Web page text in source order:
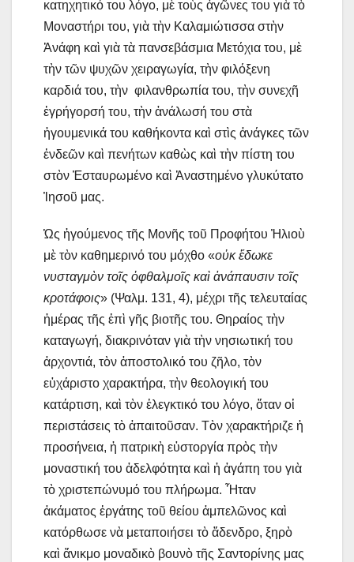
κατηχητικό του λόγο, μὲ τοὺς ἀγῶνες του γιὰ τὸ
Μοναστήρι του, γιὰ τὴν Καλαμιώτισσα στὴν
Ἀνάφη καὶ γιὰ τὰ πανσεβάσμια Μετόχια του, μὲ
τὴν τῶν ψυχῶν χειραγωγία, τὴν φιλόξενη
καρδιά του, τὴν φιλανθρωπία του, τὴν συνεχῆ
ἐγρήγορσή του, τὴν ἀνάλωσή του στὰ
ἡγουμενικά του καθήκοντα καὶ στὶς ἀνάγκες τῶν
ἐνδεῶν καὶ πενήτων καθὼς καὶ τὴν πίστη του
στὸν Ἐσταυρωμένο καὶ Ἀναστημένο γλυκύτατο
Ἰησοῦ μας.
​Ὡς ἡγούμενος τῆς Μονῆς τοῦ Προφήτου Ἠλιοὺ
μὲ τὸν καθημερινό του μόχθο «οὐκ ἔδωκε
νυσταγμὸν τοῖς ὀφθαλμοῖς καὶ ἀνάπαυσιν τοῖς
κροτάφοις» (Ψαλμ. 131, 4), μέχρι τῆς τελευταίας
ἡμέρας τῆς ἐπὶ γῆς βιοτῆς του. Θηραίος τὴν
καταγωγή, διακρινόταν γιὰ τὴν νησιωτική του
ἀρχοντιά, τὸν ἀποστολικό του ζῆλο, τὸν
εὐχάριστο χαρακτήρα, τὴν θεολογική του
κατάρτιση, καὶ τὸν ἐλεγκτικό του λόγο, ὅταν οἱ
περιστάσεις τὸ ἀπαιτοῦσαν. Τὸν χαρακτήριζε ἡ
προσήνεια, ἡ πατρικὴ εὐστοργία πρὸς τὴν
μοναστική του ἀδελφότητα καὶ ἡ ἀγάπη του γιὰ
τὸ χριστεπώνυμό του πλήρωμα. Ἦταν
ἀκάματος ἐργάτης τοῦ θείου ἀμπελῶνος καὶ
κατόρθωσε νὰ μεταποιήσει τὸ ἄδενδρο, ξηρὸ
καὶ ἄνικμο μοναδικὸ βουνὸ τῆς Σαντορίνης μας